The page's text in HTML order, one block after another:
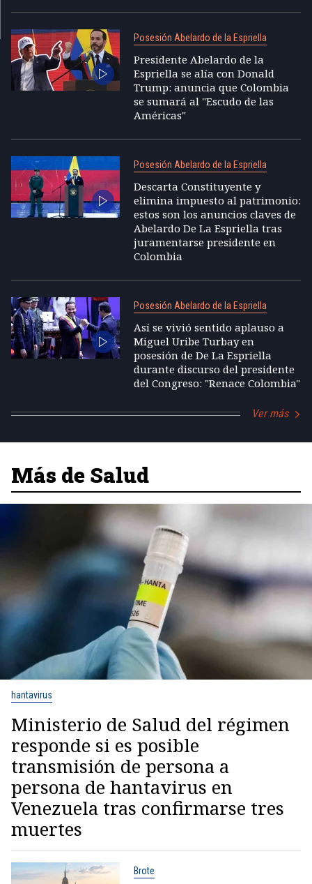
Posesión Abelardo de la Espriella
Presidente Abelardo de la
Espriella se alía con Donald
Trump: anuncia que Colombia
se sumará al "Escudo de las
Américas"
Posesión Abelardo de la Espriella
Descarta Constituyente y
elimina impuesto al patrimonio:
estos son los anuncios claves de
Abelardo De La Espriella tras
juramentarse presidente en
Colombia
Posesión Abelardo de la Espriella
Así se vivió sentido aplauso a
Miguel Uribe Turbay en
posesión de De La Espriella
durante discurso del presidente
del Congreso: "Renace Colombia"
Ver más
Más de Salud
hantavirus
Ministerio de Salud del régimen
responde si es posible
transmisión de persona a
persona de hantavirus en
Venezuela tras confirmarse tres
muertes
Brote